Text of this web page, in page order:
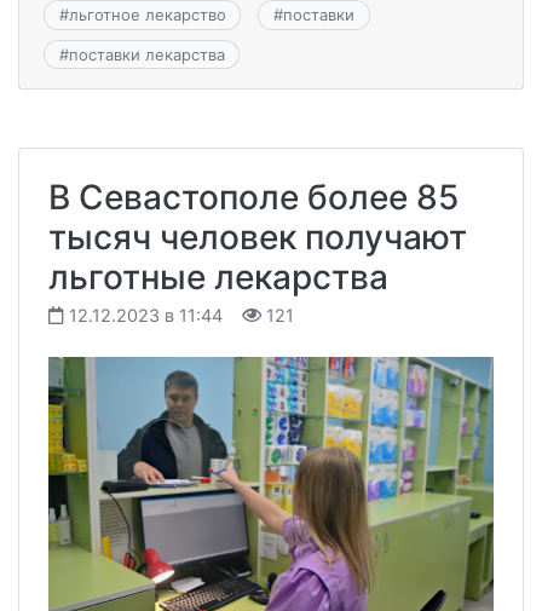
#льготное лекарство #поставки
#поставки лекарства
В Севастополе более 85
тысяч человек получают
льготные лекарства
12.12.2023 в 11:44 121